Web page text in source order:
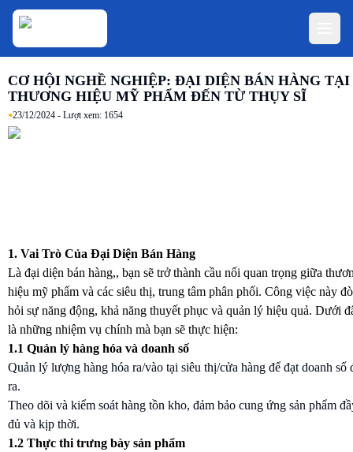
CƠ HỘI NGHỀ NGHIỆP: ĐẠI DIỆN BÁN HÀNG TẠI
THƯƠNG HIỆU MỸ PHẨM ĐẾN TỪ THỤY SĨ
•23/12/2024 - Lượt xem: 1654
1. Vai Trò Của Đại Diện Bán Hàng
Là đại diện bán hàng,, bạn sẽ trở thành cầu nối quan trọng giữa
hiệu mỹ phẩm và các siêu thị, trung tâm phân phối. Công việc này
hỏi sự năng động, khả năng thuyết phục và quản lý hiệu quả. Dưới
là những nhiệm vụ chính mà bạn sẽ thực hiện:
1.1 Quản lý hàng hóa và doanh số
Quản lý lượng hàng hóa ra/vào tại siêu thị/cửa hàng để đạt doanh số
ra.
Theo dõi và kiểm soát hàng tồn kho, đảm bảo cung ứng sản phẩm
đủ và kịp thời.
1.2 Thực thi trưng bày sản phẩm